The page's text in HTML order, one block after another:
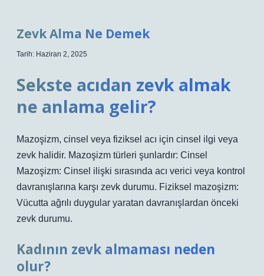
Zevk Alma Ne Demek
Tarih: Haziran 2, 2025
Sekste acıdan zevk almak
ne anlama gelir?
Mazoşizm, cinsel veya fiziksel acı için cinsel ilgi veya
zevk halidir. Mazoşizm türleri şunlardır: Cinsel
Mazoşizm: Cinsel ilişki sırasında acı verici veya kontrol
davranışlarına karşı zevk durumu. Fiziksel mazoşizm:
Vücutta ağrılı duygular yaratan davranışlardan önceki
zevk durumu.
Kadının zevk almaması neden
olur?